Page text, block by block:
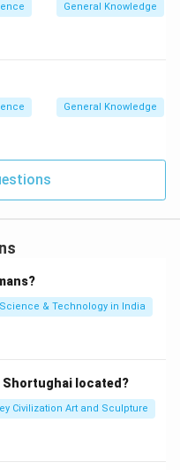
General Knowledge
General Knowledge
& Technology in India
Shortughai located?
Civilization Art and Sculpture